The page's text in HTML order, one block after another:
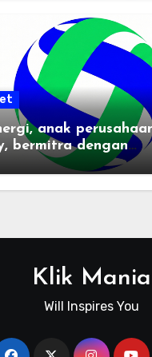
anak
bermitra dengan
untuk
energi Indonesia —
Klik Mania
Will Inspires You